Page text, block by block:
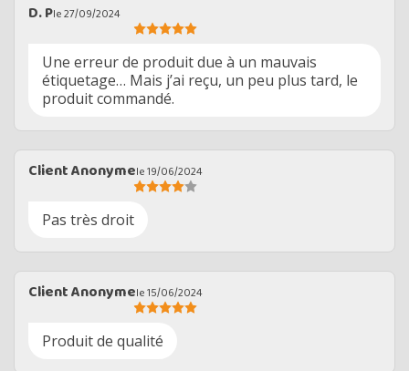
D. Ple 27/09/2024
Une erreur de produit due à un mauvais
étiquetage… Mais j’ai reçu, un peu plus tard, le
produit commandé.
Client Anonymele 19/06/2024
Pas très droit
Client Anonymele 15/06/2024
Produit de qualité